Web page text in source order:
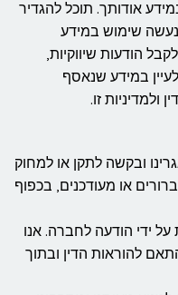
אודותך. תוכל להגדיר
שימוש במידע
הודעות שיווקיות,
במידע שנאסף
ולמדיניות זו.
ובקשה לתקן או למחוק
או מעודכנים, בכפוף
ידי הודעה לחברה. אנו
להוראות הדין ובתוך